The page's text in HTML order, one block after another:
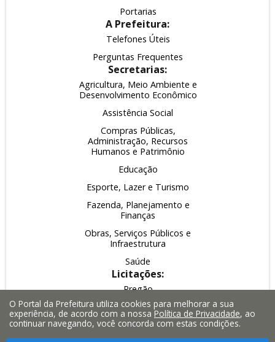
Portarias
A Prefeitura:
Telefones Úteis
Perguntas Frequentes
Secretarias:
Agricultura, Meio Ambiente e
Desenvolvimento Econômico
Assistência Social
Compras Públicas,
Administração, Recursos
Humanos e Patrimônio
Educação
Esporte, Lazer e Turismo
Fazenda, Planejamento e
Finanças
Obras, Serviços Públicos e
Infraestrutura
Saúde
Licitações:
Pregão
Leilão
Inexigibilidade
O Portal da Prefeitura utiliza cookies para melhorar a sua
experiência, de acordo com a nossaPolítica de Privacidade, ao
continuar navegando, você concorda com estas condições.